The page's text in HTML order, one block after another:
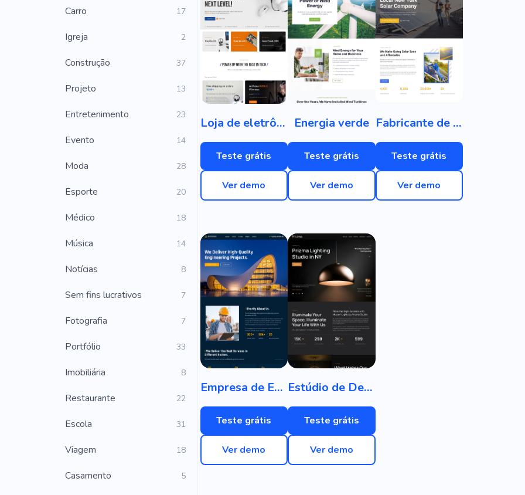
Carro 17
Igreja 2
Construção 37
Projeto 13
Entretenimento 23
Evento 14
Moda 28
Esporte 20
Médico 18
Música 14
Notícias 8
Sem fins lucrativos 7
Fotografia 7
Portfólio 33
Imobiliária 8
Restaurante 22
Escola 31
Viagem 18
Casamento 5
Loja de eletrônicos
Teste grátis
Ver demo
Energia verde
Teste grátis
Ver demo
Fabricante de painéis solares
Teste grátis
Ver demo
Empresa de Engenharia
Teste grátis
Ver demo
Estúdio de Design de Iluminação
Teste grátis
Ver demo